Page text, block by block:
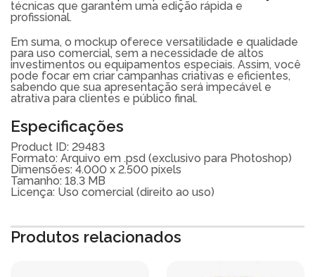
técnicas que garantem uma edição rápida e
profissional.
Em suma, o mockup oferece versatilidade e qualidade
para uso comercial, sem a necessidade de altos
investimentos ou equipamentos especiais. Assim, você
pode focar em criar campanhas criativas e eficientes,
sabendo que sua apresentação será impecável e
atrativa para clientes e público final.
Especificações
Product ID: 29483
Formato: Arquivo em .psd (exclusivo para Photoshop)
Dimensões: 4.000 x 2.500 pixels
Tamanho: 18.3 MB
Licença: Uso comercial (direito ao uso)
Produtos relacionados